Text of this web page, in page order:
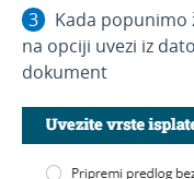
Kada popunimo
na opciji uvezi iz
dokument